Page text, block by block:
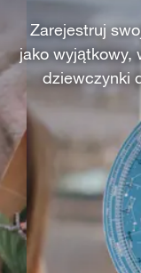
Zarejestruj
jako wyjątkowy,
dziewczynki